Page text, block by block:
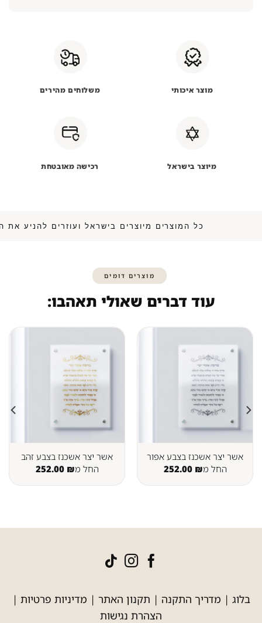
מוצר איכותי משלוחים מהירים
מיוצר בישראל רכישה מאובטחת
כל המוצרים מיוצרים בישראל ועוזרים
מוצרים דומים
עוד דברים שאולי תאהבו:
אשר יצר אשכנז בצבע אפור
החל מ
252.00 ₪
אשר יצר אשכנז בצבע זהב
החל מ
252.00 ₪
בלוג | מדריך התקנה | תקנון האתר | מדיניות פרטיות |
הצהרת נגישות